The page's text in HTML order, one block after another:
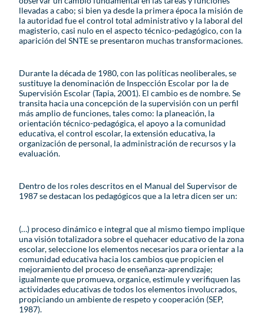
llevadas a cabo; si bien ya desde la primera época la misión de
la autoridad fue el control total administrativo y la laboral del
magisterio, casi nulo en el aspecto técnico-pedagógico, con la
aparición del SNTE se presentaron muchas transformaciones.
Durante la década de 1980, con las políticas neoliberales, se
sustituye la denominación de Inspección Escolar por la de
Supervisión Escolar (Tapia, 2001). El cambio es de nombre. Se
transita hacia una concepción de la supervisión con un perfil
más amplio de funciones, tales como: la planeación, la
orientación técnico-pedagógica, el apoyo a la comunidad
educativa, el control escolar, la extensión educativa, la
organización de personal, la administración de recursos y la
evaluación.
Dentro de los roles descritos en el Manual del Supervisor de
1987 se destacan los pedagógicos que a la letra dicen ser un:
(…) proceso dinámico e integral que al mismo tiempo implique
una visión totalizadora sobre el quehacer educativo de la zona
escolar, seleccione los elementos necesarios para orientar a la
comunidad educativa hacia los cambios que propicien el
mejoramiento del proceso de enseñanza-aprendizaje;
igualmente que promueva, organice, estimule y verifiquen las
actividades educativas de todos los elementos involucrados,
propiciando un ambiente de respeto y cooperación (SEP,
1987).